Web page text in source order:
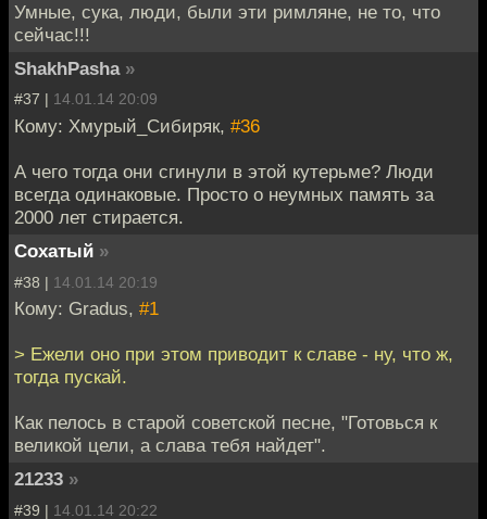
Умные, сука, люди, были эти римляне, не то, что
сейчас!!!
ShakhPasha »
#37 | 14.01.14 20:09
Кому: Хмурый_Сибиряк, #36
А чего тогда они сгинули в этой кутерьме? Люди
всегда одинаковые. Просто о неумных память за
2000 лет стирается.
Cохатый »
#38 | 14.01.14 20:19
Кому: Gradus, #1
> Ежели оно при этом приводит к славе - ну, что ж,
тогда пускай.
Как пелось в старой советской песне, "Готовься к
великой цели, а слава тебя найдет".
21233 »
#39 | 14.01.14 20:22